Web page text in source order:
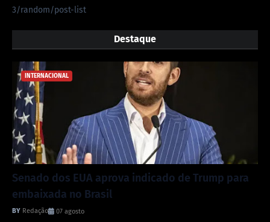
3/random/post-list
Destaque
INTERNACIONAL
Senado dos EUA aprova indicado de Trump para
embaixada no Brasil
Redação 07 agosto